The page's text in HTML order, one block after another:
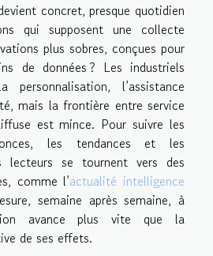
concret, presque quotidien
qui supposent une collecte
plus sobres, conçues pour
de données ? Les industriels
l’assistance
mais la frontière entre service
est mince. Pour suivre les
les tendances et les
lecteurs se tournent vers des
comme l’actualité intelligence
semaine après semaine, à
avance plus vite que la
de ses effets.